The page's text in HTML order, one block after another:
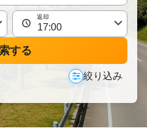
返却
する
絞り込み